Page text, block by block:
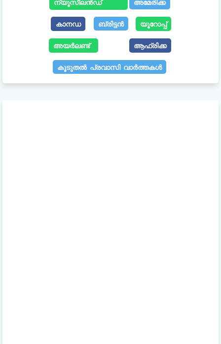
ന്യൂസീലൻഡ് അമേരിക്ക
കാനഡ ബ്രിട്ടൻ യൂറോപ്പ്
അയർലണ്ട് ആഫ്രിക്ക
കൂടുതൽ പ്രവാസി വാർത്തകൾ